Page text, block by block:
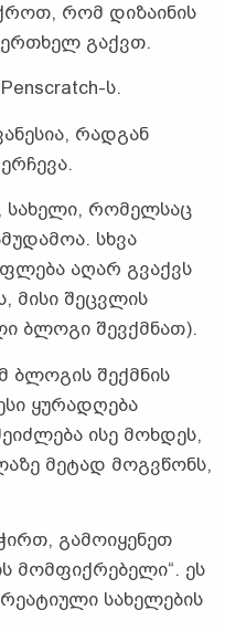
რომ დიზაინის
გაქვთ.
ს.
რადგან
სახელი, რომელსაც
სხვა
აღარ გვაქვს
მისი შეცვლის
ბლოგი შევქმნათ).
ბლოგის შექმნის
ყურადღება
ისე მოხდეს,
მეტად მოგვწონს,
გამოიყენეთ
მომფიქრებელი“. ეს
სახელების